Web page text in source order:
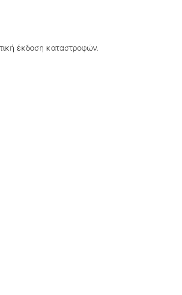
έκδοση καταστροφών.